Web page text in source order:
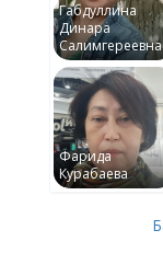
Габдуллина
Динара
Салимгереевна
Фарида
Курабаева